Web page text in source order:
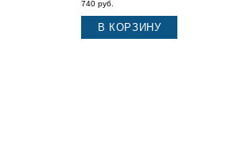
740 руб.
В КОРЗИНУ